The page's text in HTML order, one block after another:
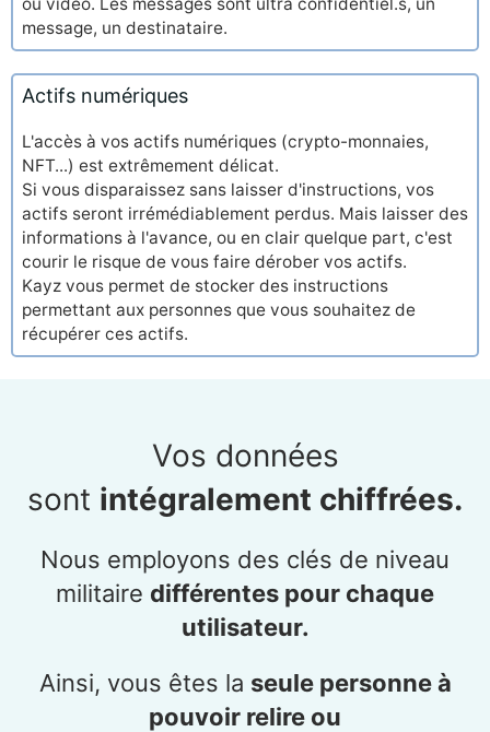
message, un destinataire.
Actifs numériques
L'accès à vos actifs numériques (crypto-monnaies,
NFT...) est extrêmement délicat.
Si vous disparaissez sans laisser d'instructions, vos
actifs seront irrémédiablement perdus. Mais laisser des
informations à l'avance, ou en clair quelque part, c'est
courir le risque de vous faire dérober vos actifs.
Kayz vous permet de stocker des instructions
permettant aux personnes que vous souhaitez de
récupérer ces actifs.
Vos données
sont intégralement chiffrées.
Nous employons des clés de niveau
militaire différentes pour chaque
utilisateur.
Ainsi, vous êtes la seule personne à
pouvoir relire ou